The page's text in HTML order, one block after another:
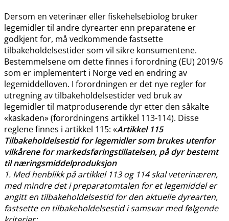
Dersom en veterinær eller fiskehelsebiolog bruker
legemidler til andre dyrearter enn preparatene er
godkjent for, må vedkommende fastsette
tilbakeholdelsestider som vil sikre konsumentene.
Bestemmelsene om dette finnes i forordning (EU) 2019/6
som er implementert i Norge ved en endring av
legemiddelloven. I forordningen er det nye regler for
utregning av tilbakeholdelsestider ved bruk av
legemidler til matproduserende dyr etter den såkalte
«kaskaden» (forordningens artikkel 113-114). Disse
reglene finnes i artikkel 115: «Artikkel 115
Tilbakeholdelsestid for legemidler som brukes utenfor
vilkårene for markedsføringstillatelsen, på dyr bestemt
til næringsmiddelproduksjon
1. Med henblikk på artikkel 113 og 114 skal veterinæren,
med mindre det i preparatomtalen for et legemiddel er
angitt en tilbakeholdelsestid for den aktuelle dyrearten,
fastsette en tilbakeholdelsestid i samsvar med følgende